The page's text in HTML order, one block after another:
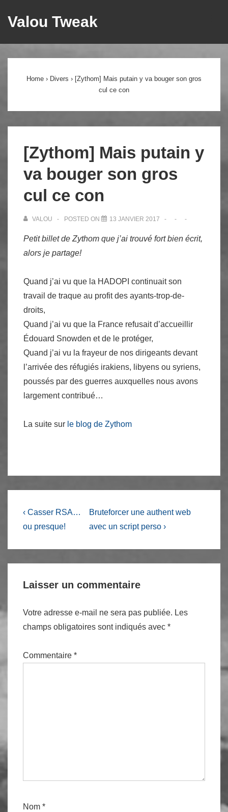
passer
Valou Tweak
Home › Divers › [Zythom] Mais putain y va bouger son gros
cul ce con
[Zythom] Mais putain y
va bouger son gros
cul ce con
VALOU POSTED ON 13 JANVIER 2017
Petit billet de Zythom que j’ai trouvé fort bien écrit,
alors je partage!
Quand j’ai vu que la HADOPI continuait son
travail de traque au profit des ayants-trop-de-
droits,
Quand j’ai vu que la France refusait d’accueillir
Édouard Snowden et de le protéger,
Quand j’ai vu la frayeur de nos dirigeants devant
l’arrivée des réfugiés irakiens, libyens ou syriens,
poussés par des guerres auxquelles nous avons
largement contribué…
La suite sur le blog de Zythom
Navigation
de
l’article
Previous
Post
‹ Casser RSA…
ou presque!
Next
Post
Bruteforcer une authent web
avec un script perso ›
Laisser un commentaire
Votre adresse e-mail ne sera pas publiée. Les
champs obligatoires sont indiqués avec *
Commentaire *
Nom *